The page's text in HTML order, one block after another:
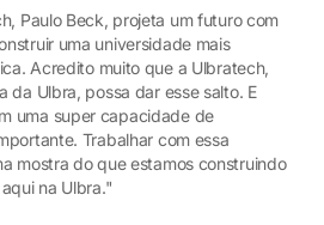
Paulo Beck, projeta um futuro com
uma universidade mais
Acredito muito que a Ulbratech,
da Ulbra, possa dar esse salto. E
uma super capacidade de
Trabalhar com essa
mostra do que estamos construindo
na Ulbra."